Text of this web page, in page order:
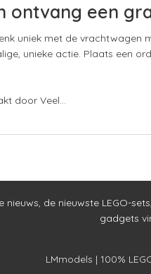
ontvang een
uniek met de vrachtwagen
unieke actie. Plaats een
door Veel…
nieuws, de nieuwste LEGO-sets,
gadgets
LMmodels | 100%